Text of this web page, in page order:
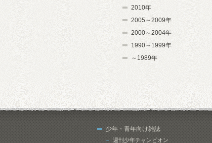
2010年
2005～2009年
2000～2004年
1990～1999年
～1989年
少年・青年向け雑誌
週刊少年チャンピオン